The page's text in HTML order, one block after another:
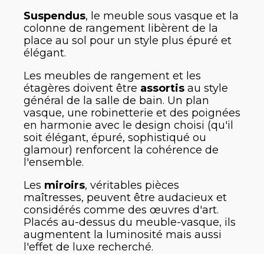
Suspendus, le meuble sous vasque et la
colonne de rangement libèrent de la
place au sol pour un style plus épuré et
élégant.
Les meubles de rangement et les
étagères doivent être assortis au style
général de la salle de bain. Un plan
vasque, une robinetterie et des poignées
en harmonie avec le design choisi (qu'il
soit élégant, épuré, sophistiqué ou
glamour) renforcent la cohérence de
l'ensemble.
Les miroirs, véritables pièces
maîtresses, peuvent être audacieux et
considérés comme des œuvres d'art.
Placés au-dessus du meuble-vasque, ils
augmentent la luminosité mais aussi
l'effet de luxe recherché.